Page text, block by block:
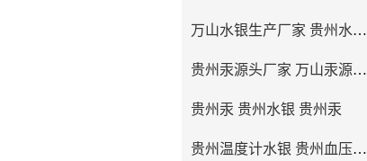
万山水银生产厂家 贵州水银生产厂家
贵州汞源头厂家 万山汞源头生产厂家
贵州汞 贵州水银 贵州汞
贵州温度计水银 贵州血压计水银